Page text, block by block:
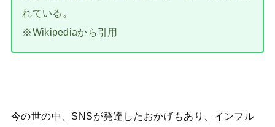
れている。
※Wikipediaから引用
今の世の中、SNSが発達したおかげもあり、インフル